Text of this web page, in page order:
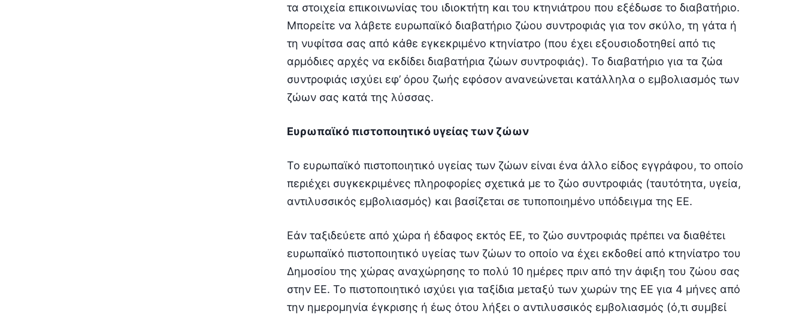
τα στοιχεία επικοινωνίας του ιδιοκτήτη και του κτηνιάτρου που εξέδωσε το διαβατήριο.
Μπορείτε να λάβετε ευρωπαϊκό διαβατήριο ζώου συντροφιάς για τον σκύλο, τη γάτα ή
τη νυφίτσα σας από κάθε εγκεκριμένο κτηνίατρο (που έχει εξουσιοδοτηθεί από τις
αρμόδιες αρχές να εκδίδει διαβατήρια ζώων συντροφιάς). Το διαβατήριο για τα ζώα
συντροφιάς ισχύει εφ’ όρου ζωής εφόσον ανανεώνεται κατάλληλα ο εμβολιασμός των
ζώων σας κατά της λύσσας.
Ευρωπαϊκό πιστοποιητικό υγείας των ζώων
Το ευρωπαϊκό πιστοποιητικό υγείας των ζώων είναι ένα άλλο είδος εγγράφου, το οποίο
περιέχει συγκεκριμένες πληροφορίες σχετικά με το ζώο συντροφιάς (ταυτότητα, υγεία,
αντιλυσσικός εμβολιασμός) και βασίζεται σε τυποποιημένο υπόδειγμα της ΕΕ.
Εάν ταξιδεύετε από χώρα ή έδαφος εκτός ΕΕ, το ζώο συντροφιάς πρέπει να διαθέτει
ευρωπαϊκό πιστοποιητικό υγείας των ζώων το οποίο να έχει εκδοθεί από κτηνίατρο του
Δημοσίου της χώρας αναχώρησης το πολύ 10 ημέρες πριν από την άφιξη του ζώου σας
στην ΕΕ. Το πιστοποιητικό ισχύει για ταξίδια μεταξύ των χωρών της ΕΕ για 4 μήνες από
την ημερομηνία έγκρισης ή έως ότου λήξει ο αντιλυσσικός εμβολιασμός (ό,τι συμβεί